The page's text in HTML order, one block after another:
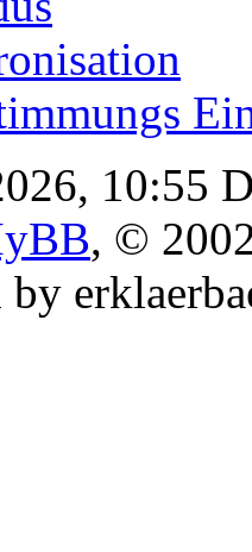
10:55
, ©
by